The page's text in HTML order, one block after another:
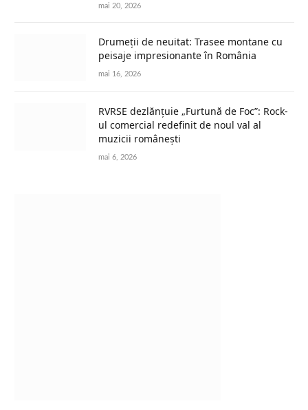
mai 20, 2026
Drumeții de neuitat: Trasee montane cu
peisaje impresionante în România
mai 16, 2026
RVRSE dezlănțuie „Furtună de Foc”: Rock-
ul comercial redefinit de noul val al
muzicii românești
mai 6, 2026